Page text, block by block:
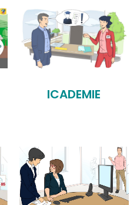
ICADEMIE